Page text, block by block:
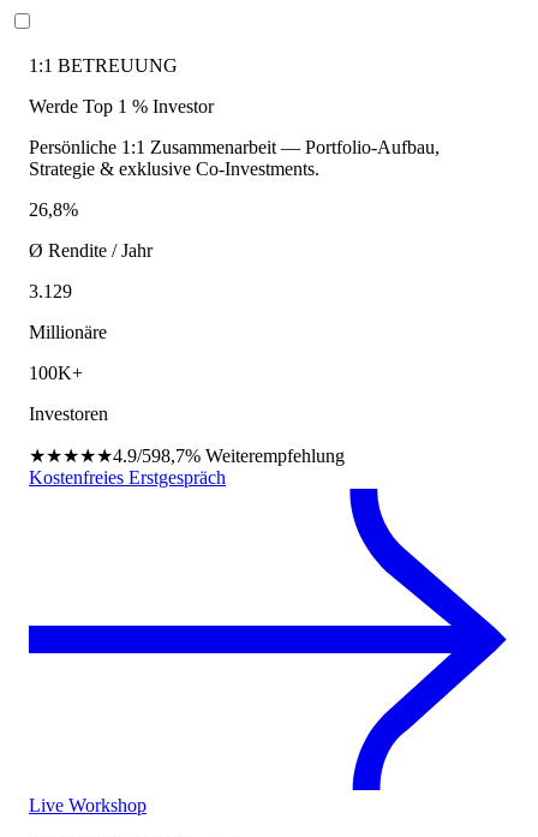
1:1 BETREUUNG
Werde Top 1 % Investor
Persönliche 1:1 Zusammenarbeit — Portfolio-Aufbau,
Strategie & exklusive Co-Investments.
26,8%
Ø Rendite / Jahr
3.129
Millionäre
100K+
Investoren
★★★★★4.9/598,7% Weiterempfehlung
Kostenfreies Erstgespräch
Live Workshop